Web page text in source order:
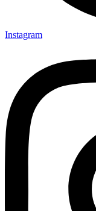
Instagram